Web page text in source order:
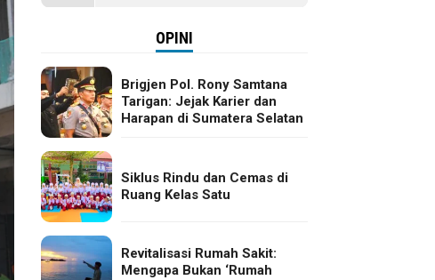
OPINI
Brigjen Pol. Rony Samtana
Tarigan: Jejak Karier dan
Harapan di Sumatera Selatan
Siklus Rindu dan Cemas di
Ruang Kelas Satu
Revitalisasi Rumah Sakit:
Mengapa Bukan ‘Rumah